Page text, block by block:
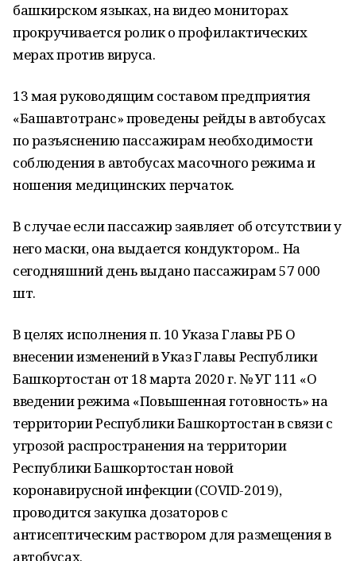
башкирском языках, на видео мониторах
прокручивается ролик о профилактических
мерах против вируса.
13 мая руководящим составом предприятия
«Башавтотранс» проведены рейды в автобусах
по разъяснению пассажирам необходимости
соблюдения в автобусах масочного режима и
ношения медицинских перчаток.
В случае если пассажир заявляет об отсутствии у
него маски, она выдается кондуктором.. На
сегодняшний день выдано пассажирам 57 000
шт.
В целях исполнения п. 10 Указа Главы РБ О
внесении изменений в Указ Главы Республики
Башкортостан от 18 марта 2020 г. № УГ 111 «О
введении режима «Повышенная готовность» на
территории Республики Башкортостан в связи с
угрозой распространения на территории
Республики Башкортостан новой
коронавирусной инфекции (COVID-2019),
проводится закупка дозаторов с
антисептическим раствором для размещения в
автобусах.